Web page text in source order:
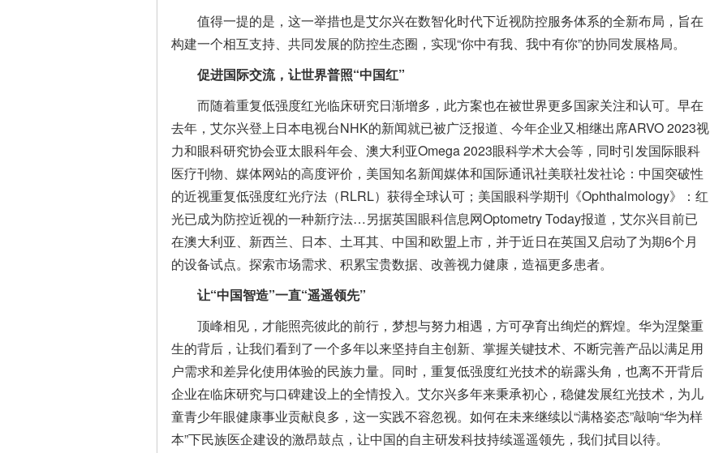
值得一提的是，这一举措也是艾尔兴在数智化时代下近视防控服务体系的全新布局，旨在
构建一个相互支持、共同发展的防控生态圈，实现“你中有我、我中有你”的协同发展格局。
促进国际交流， 让世界普照“中国红”
而随着重复低强度红光临床研究日渐增多，此方案也在被世界更多国家关注和认可。早在
去年，艾尔兴登上日本电视台NHK的新闻就已被广泛报道、今年企业又相继出席ARVO 2023视
力和眼科研究协会亚太眼科年会、澳大利亚Omega 2023眼科学术大会等，同时引发国际眼科
医疗刊物、媒体网站的高度评价，美国知名新闻媒体和国际通讯社美联社发社论：中国突破性
的近视重复低强度红光疗法（RLRL）获得全球认可；美国眼科学期刊《Ophthalmology》：红
光已成为防控近视的一种新疗法…另据英国眼科信息网Optometry Today报道，艾尔兴目前已
在澳大利亚、新西兰、日本、土耳其、中国和欧盟上市，并于近日在英国又启动了为期6个月
的设备试点。探索市场需求、积累宝贵数据、改善视力健康，造福更多患者。
让“中国智造”一直“遥遥领先”
顶峰相见，才能照亮彼此的前行，梦想与努力相遇，方可孕育出绚烂的辉煌。华为涅槃重
生的背后，让我们看到了一个多年以来坚持自主创新、掌握关键技术、不断完善产品以满足用
户需求和差异化使用体验的民族力量。同时，重复低强度红光技术的崭露头角，也离不开背后
企业在临床研究与口碑建设上的全情投入。艾尔兴多年来秉承初心，稳健发展红光技术，为儿
童青少年眼健康事业贡献良多，这一实践不容忽视。如何在未来继续以“满格姿态”敲响“华为样
本”下民族医企建设的激昂鼓点，让中国的自主研发科技持续遥遥领先，我们拭目以待。